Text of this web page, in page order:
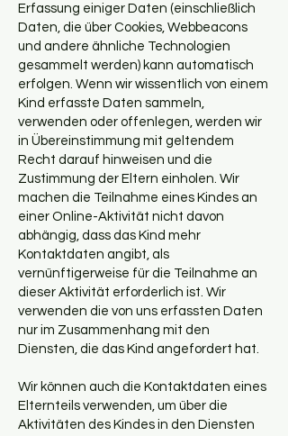
Erfassung einiger Daten (einschließlich
Daten, die über Cookies, Webbeacons
und andere ähnliche Technologien
gesammelt werden) kann automatisch
erfolgen. Wenn wir wissentlich von einem
Kind erfasste Daten sammeln,
verwenden oder offenlegen, werden wir
in Übereinstimmung mit geltendem
Recht darauf hinweisen und die
Zustimmung der Eltern einholen. Wir
machen die Teilnahme eines Kindes an
einer Online-Aktivität nicht davon
abhängig, dass das Kind mehr
Kontaktdaten angibt, als
vernünftigerweise für die Teilnahme an
dieser Aktivität erforderlich ist. Wir
verwenden die von uns erfassten Daten
nur im Zusammenhang mit den
Diensten, die das Kind angefordert hat.
Wir können auch die Kontaktdaten eines
Elternteils verwenden, um über die
Aktivitäten des Kindes in den Diensten